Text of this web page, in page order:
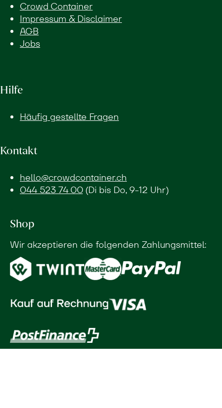
Crowd Container
Impressum & Disclaimer
AGB
Jobs
Hilfe
Häufig gestellte Fragen
Kontakt
hello@crowdcontainer.ch
044 523 74 00(Di bis Do, 9-12 Uhr)
Shop
Wir akzeptieren die folgenden Zahlungsmittel: